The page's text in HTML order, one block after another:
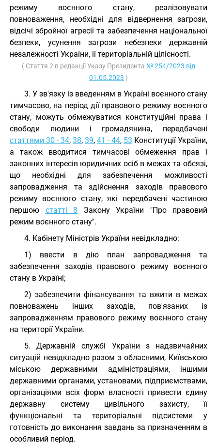
режиму воєнного стану, реалізовувати
повноваження, необхідні для відвернення загрози,
відсічі збройної агресії та забезпечення національної
безпеки, усунення загрози небезпеки державній
незалежності України, її територіальній цілісності.
( Стаття 2 в редакції Указу Президента № 254/2023 від
01.05.2023 )
3. У зв'язку із введенням в Україні воєнного стану
тимчасово, на період дії правового режиму воєнного
стану, можуть обмежуватися конституційні права і
свободи людини і громадянина, передбачені
статтями 30 - 34, 38, 39, 41 - 44, 53 Конституції України,
а також вводитися тимчасові обмеження прав і
законних інтересів юридичних осіб в межах та обсязі,
що необхідні для забезпечення можливості
запровадження та здійснення заходів правового
режиму воєнного стану, які передбачені частиною
першою статті 8 Закону України "Про правовий
режим воєнного стану".
4. Кабінету Міністрів України невідкладно:
1) ввести в дію план запровадження та
забезпечення заходів правового режиму воєнного
стану в Україні;
2) забезпечити фінансування та вжити в межах
повноважень інших заходів, пов'язаних із
запровадженням правового режиму воєнного стану
на території України.
5. Державній службі України з надзвичайних
ситуацій невідкладно разом з обласними, Київською
міською державними адміністраціями, іншими
державними органами, установами, підприємствами,
організаціями всіх форм власності привести єдину
державну систему цивільного захисту, її
функціональні та територіальні підсистеми у
готовність до виконання завдань за призначенням в
особливий період.